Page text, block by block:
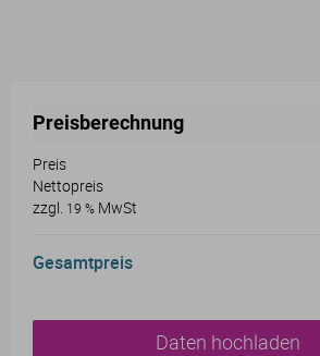
Preisberechnung
Preis
Nettopreis
zzgl. 19 % MwSt
Gesamtpreis
Daten hochladen